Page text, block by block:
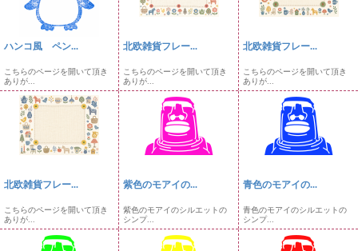
ハンコ風 ペン...
こちらのページを開いて頂き
ありが...
北欧雑貨フレー...
こちらのページを開いて頂き
ありが...
北欧雑貨フレー...
こちらのページを開いて頂き
ありが...
北欧雑貨フレー...
こちらのページを開いて頂き
ありが...
紫色のモアイの...
紫色のモアイのシルエットの
シンプ...
青色のモアイの...
青色のモアイのシルエットの
シンプ...